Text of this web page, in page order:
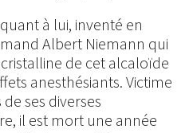
à lui, inventé en
Albert Niemann qui
de cet alcaloïde
anesthésiants. Victime
ses diverses
il est mort une année